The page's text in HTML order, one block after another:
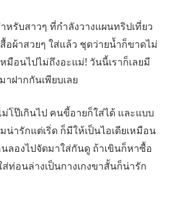
หรับสาวๆ ที่กำลังวางแผนทริปเที่ยว
อผ้าสวยๆ ใส่แล้ว ชุดว่ายน้ำก็ขาดไม่
มือนไปไม่ถึงอะแม่! วันนี้เราก็เลยมี
ฝากกันเพียบเลย
โป๊เกินไป คนขี้อายก็ใส่ได้ และแบบ
ารักแต่เริ่ด ก็มีให้เป็นไอเดียเหมือน
ลองไปจัดมาใส่กันดู ถ้าเขินก็หาซื้อ
ท่อนล่างเป็นกางเกงขาสั้นก็น่ารัก